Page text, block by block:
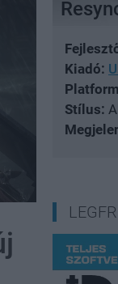
Kiadó:
Stílus: